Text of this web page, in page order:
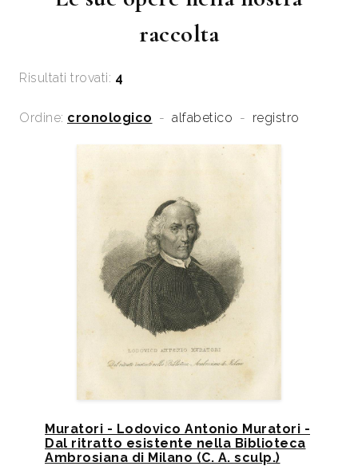
raccolta
Risultati trovati: 4
Ordine: cronologico - alfabetico - registro
Muratori - Lodovico Antonio Muratori -
Dal ritratto esistente nella Biblioteca
Ambrosiana di Milano (C. A. sculp.)